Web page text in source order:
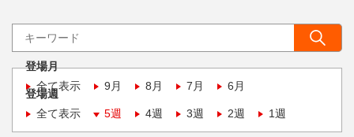
登場月
全て表示
9月 8月 7月 6月
登場週
全て表示
5週 4週 3週 2週 1週